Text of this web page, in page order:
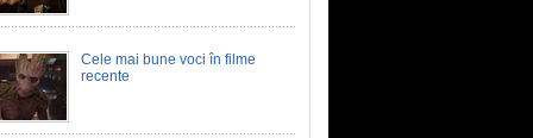
Cele mai bune voci în filme
recente